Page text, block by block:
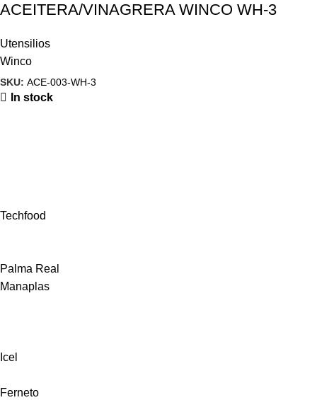
ACEITERA/VINAGRERA WINCO WH-3
Utensilios
Winco
SKU: ACE-003-WH-3
In stock
Techfood
Palma Real
Manaplas
Icel
Ferneto